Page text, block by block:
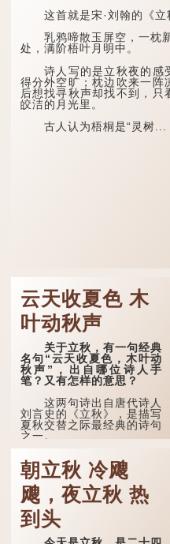
这首就是宋·刘翰的《立
乳鸦啼散玉屏空，一枕
处，满阶梧叶月明中。
诗人写的是立秋夜的感
得分外空旷；枕边吹来一阵
后想找寻秋声却找不到，
皎洁的月光里。
古人认为梧桐是“灵树...
云天收夏色 木
叶动秋声
关于立秋，有一句经典
名句“云天收夏色，木叶动
秋声”，出自哪位诗人手
笔？又有怎样的意思？
这两句诗出自唐代诗人
刘言史的《立秋》，是描写
夏秋交替之际最经典的诗句
之一。
《立秋》全诗如下：
兹晨戒流火，商飙早已
惊。 云天收夏色，木
叶动秋声。
诗的前两句写的是：这
一天早安，天上的“流
朝立秋 冷飕
飕，夜立秋 热
到头